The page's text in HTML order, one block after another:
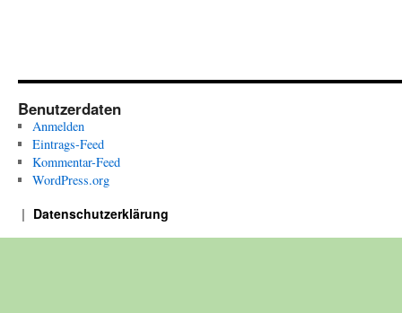
Benutzerdaten
Anmelden
Eintrags-Feed
Kommentar-Feed
WordPress.org
Datenschutzerklärung